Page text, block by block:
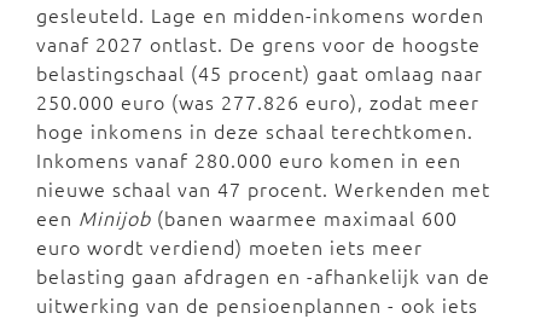
gesleuteld. Lage en midden-inkomens worden
vanaf 2027 ontlast. De grens voor de hoogste
belastingschaal (45 procent) gaat omlaag naar
250.000 euro (was 277.826 euro), zodat meer
hoge inkomens in deze schaal terechtkomen.
Inkomens vanaf 280.000 euro komen in een
nieuwe schaal van 47 procent. Werkenden met
een Minijob (banen waarmee maximaal 600
euro wordt verdiend) moeten iets meer
belasting gaan afdragen en -afhankelijk van de
uitwerking van de pensioenplannen - ook iets